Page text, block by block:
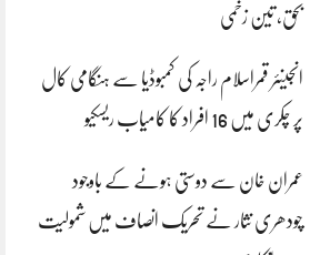
بحق، تین زخمی
انجینئر قمراسلام راجہ کی کمبوڈیا سے ہنگامی کال
پر چکری میں 16 افراد کا کامیاب ریسکیو
عمران خان سے دوستی ہونے کے باوجود
چودھری نثار نے تحریک انصاف میں شمولیت